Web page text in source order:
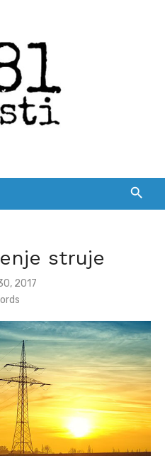
struje
2017